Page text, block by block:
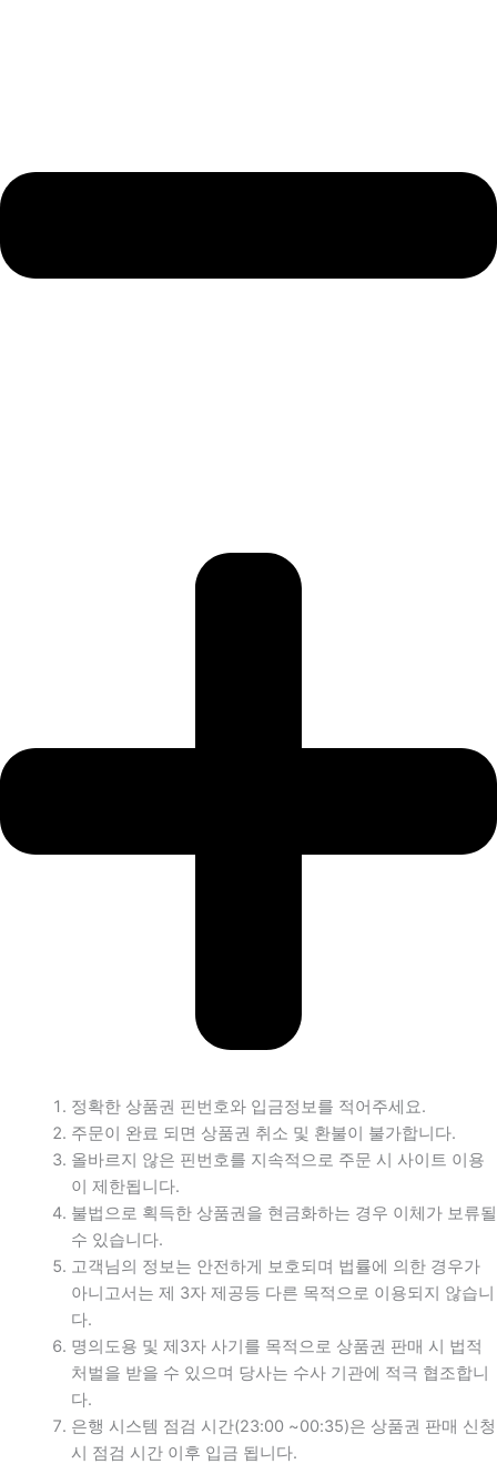
정확한 상품권 핀번호와 입금정보를 적어주세요.
주문이 완료 되면 상품권 취소 및 환불이 불가합니다.
올바르지 않은 핀번호를 지속적으로 주문 시 사이트 이용
이 제한됩니다.
불법으로 획득한 상품권을 현금화하는 경우 이체가 보류될
수 있습니다.
고객님의 정보는 안전하게 보호되며 법률에 의한 경우가
아니고서는 제 3자 제공등 다른 목적으로 이용되지 않습니
다.
명의도용 및 제3자 사기를 목적으로 상품권 판매 시 법적
처벌을 받을 수 있으며 당사는 수사 기관에 적극 협조합니
다.
은행 시스템 점검 시간(23:00 ~00:35)은 상품권 판매 신청
시 점검 시간 이후 입금 됩니다.